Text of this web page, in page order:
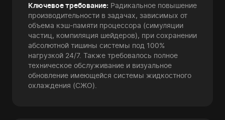
Ключевое требование: Радикальное повышение
производительности в задачах, зависимых от
объема кэш-памяти процессора (симуляции
частиц, компиляция шейдеров), при сохранении
абсолютной тишины системы под 100%
нагрузкой 24/7. Также требовалось полное
техническое обслуживание и визуальное
обновление имеющейся системы жидкостного
охлаждения (СЖО).